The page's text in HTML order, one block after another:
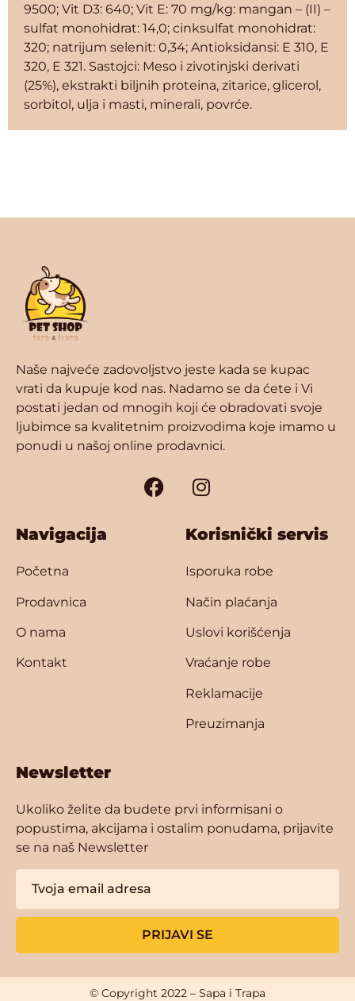
9500; Vit D3: 640; Vit E: 70 mg/kg: mangan – (II) –
sulfat monohidrat: 14,0; cinksulfat monohidrat:
320; natrijum selenit: 0,34; Antioksidansi: E 310, E
320, E 321. Sastojci: Meso i zivotinjski derivati
(25%), ekstrakti biljnih proteina, zitarice, glicerol,
sorbitol, ulja i masti, minerali, povrće.
Naše najveće zadovoljstvo jeste kada se kupac
vrati da kupuje kod nas. Nadamo se da ćete i Vi
postati jedan od mnogih koji će obradovati svoje
ljubimce sa kvalitetnim proizvodima koje imamo u
ponudi u našoj online prodavnici.
Navigacija
Početna
Prodavnica
O nama
Kontakt
Korisnički servis
Isporuka robe
Način plaćanja
Uslovi korišćenja
Vraćanje robe
Reklamacije
Preuzimanja
Newsletter
Ukoliko želite da budete prvi informisani o
popustima, akcijama i ostalim ponudama, prijavite
se na naš Newsletter
PRIJAVI SE
© Copyright 2022 – Sapa i Trapa